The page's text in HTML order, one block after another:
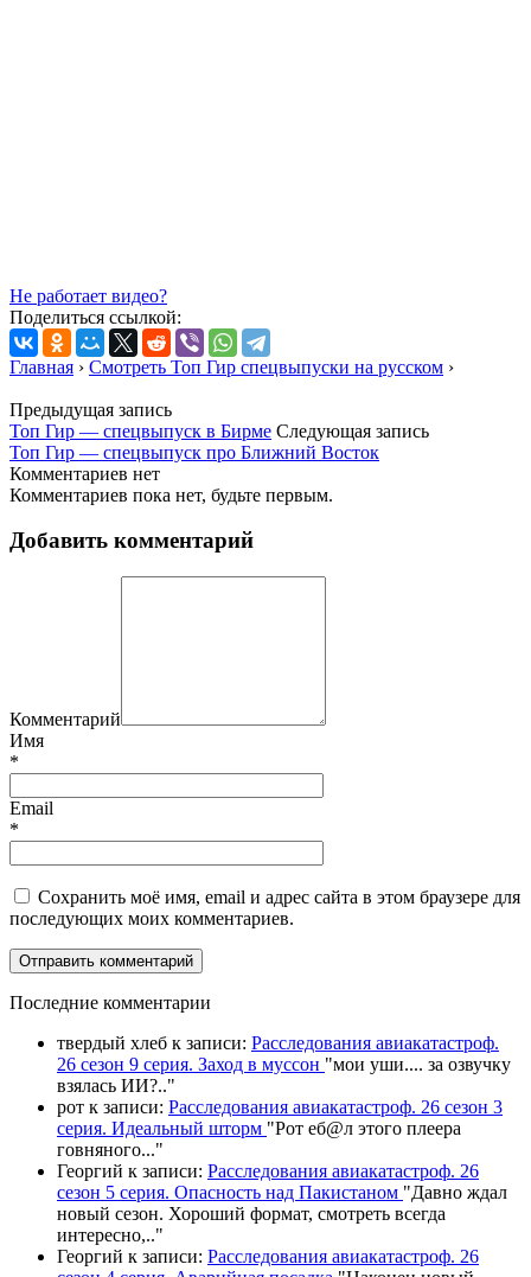
Не работает видео?
Поделиться ссылкой:
Главная › Смотреть Топ Гир спецвыпуски на русском ›
Предыдущая запись
Топ Гир — спецвыпуск в Бирме Следующая запись
Топ Гир — спецвыпуск про Ближний Восток
Комментариев нет
Комментариев пока нет, будьте первым.
Добавить комментарий
Комментарий
Имя
*
Email
*
Сохранить моё имя, email и адрес сайта в этом браузере для
последующих моих комментариев.
Последние комментарии
твердый хлеб к записи: Расследования авиакатастроф.
26 сезон 9 серия. Заход в муссон "мои уши.... за озвучку
взялась ИИ?.."
рот к записи: Расследования авиакатастроф. 26 сезон 3
серия. Идеальный шторм "Рот еб@л этого плеера
говняного..."
Георгий к записи: Расследования авиакатастроф. 26
сезон 5 серия. Опасность над Пакистаном "Давно ждал
новый сезон. Хороший формат, смотреть всегда
интересно,.."
Георгий к записи: Расследования авиакатастроф. 26